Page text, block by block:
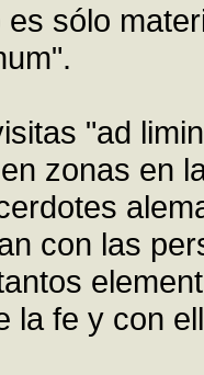
sólo
"ad
zonas en
con las
la fe y con